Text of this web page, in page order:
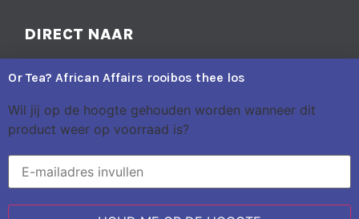
DIRECT NAAR
Yoga
Spiritueel
In huis
Edelstenen & Sieraden
Or Tea? African Affairs rooibos thee los
Wil jij op de hoogte gehouden worden wanneer dit
product weer op voorraad is?